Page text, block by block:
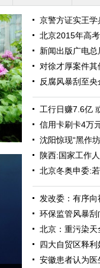
京警方证实王
北京2015年高
新闻出版广电
对徐才厚案件
反腐风暴刮至
工行日赚7.6亿
信用卡刷卡4万
沈阳惊现“黑作
陕西:国家工作
北京冬奥申委:
发改委：有序
环保监管风暴
北京：重污染
四大自贸区释
安徽患者认为